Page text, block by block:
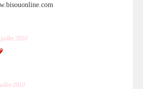
2010
2010